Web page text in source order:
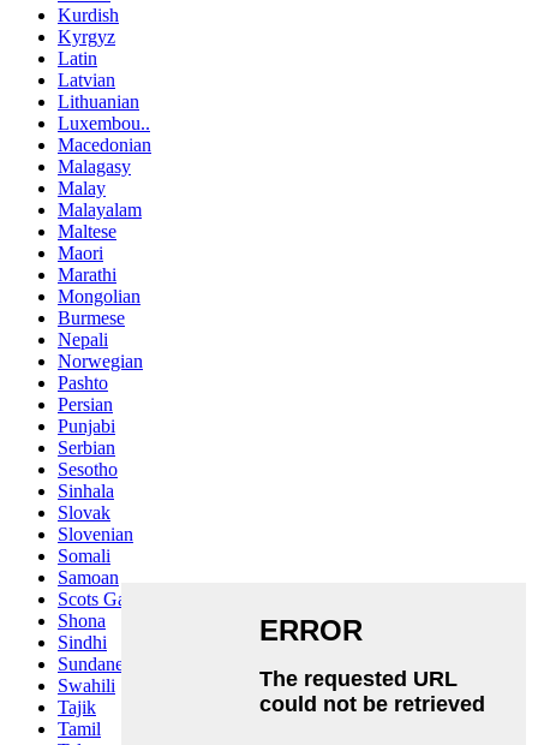
Kurdish
Kyrgyz
Latin
Latvian
Lithuanian
Luxembou..
Macedonian
Malagasy
Malay
Malayalam
Maltese
Maori
Marathi
Mongolian
Burmese
Nepali
Norwegian
Pashto
Persian
Punjabi
Serbian
Sesotho
Sinhala
Slovak
Slovenian
Somali
Samoan
Scots Gaelic
Shona
Sindhi
Sundanese
Swahili
Tajik
Tamil